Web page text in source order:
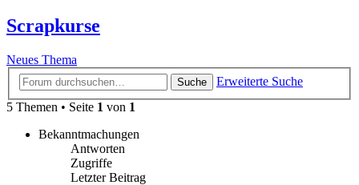
Scrapkurse
Neues Thema
Suche
Erweiterte Suche
5 Themen • Seite 1 von 1
Bekanntmachungen
Antworten
Zugriffe
Letzter Beitrag